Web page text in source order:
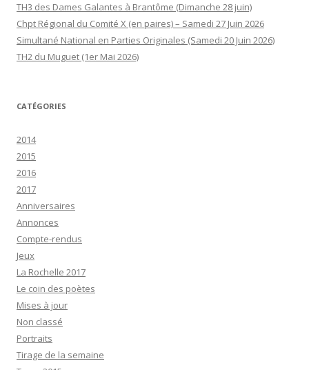
TH3 des Dames Galantes à Brantôme (Dimanche 28 juin)
Chpt Régional du Comité X (en paires) – Samedi 27 Juin 2026
Simultané National en Parties Originales (Samedi 20 Juin 2026)
TH2 du Muguet (1er Mai 2026)
CATÉGORIES
2014
2015
2016
2017
Anniversaires
Annonces
Compte-rendus
Jeux
La Rochelle 2017
Le coin des poètes
Mises à jour
Non classé
Portraits
Tirage de la semaine